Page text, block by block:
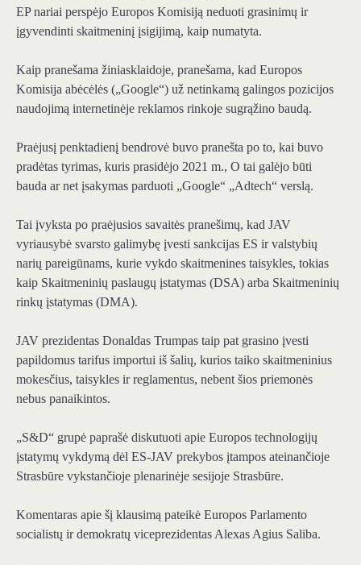
EP nariai perspėjo Europos Komisiją neduoti grasinimų ir
įgyvendinti skaitmeninį įsigijimą, kaip numatyta.
Kaip pranešama žiniasklaidoje, pranešama, kad Europos
Komisija abėcėlės („Google“) už netinkamą galingos pozicijos
naudojimą internetinėje reklamos rinkoje sugrąžino baudą.
Praėjusį penktadienį bendrovė buvo pranešta po to, kai buvo
pradėtas tyrimas, kuris prasidėjo 2021 m., O tai galėjo būti
bauda ar net įsakymas parduoti „Google“ „Adtech“ verslą.
Tai įvyksta po praėjusios savaitės pranešimų, kad JAV
vyriausybė svarsto galimybę įvesti sankcijas ES ir valstybių
narių pareigūnams, kurie vykdo skaitmenines taisykles, tokias
kaip Skaitmeninių paslaugų įstatymas (DSA) arba Skaitmeninių
rinkų įstatymas (DMA).
JAV prezidentas Donaldas Trumpas taip pat grasino įvesti
papildomus tarifus importui iš šalių, kurios taiko skaitmeninius
mokesčius, taisykles ir reglamentus, nebent šios priemonės
nebus panaikintos.
„S&D“ grupė paprašė diskutuoti apie Europos technologijų
įstatymų vykdymą dėl ES-JAV prekybos įtampos ateinančioje
Strasbūre vykstančioje plenarinėje sesijoje Strasbūre.
Komentaras apie šį klausimą pateikė Europos Parlamento
socialistų ir demokratų viceprezidentas Alexas Agius Saliba.